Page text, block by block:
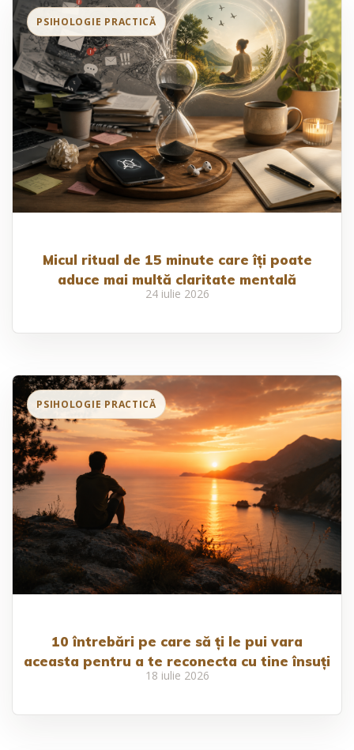
Micul ritual de 15 minute care îți poate
aduce mai multă claritate mentală
24 iulie 2026
10 întrebări pe care să ți le pui vara
aceasta pentru a te reconecta cu tine însuți
18 iulie 2026